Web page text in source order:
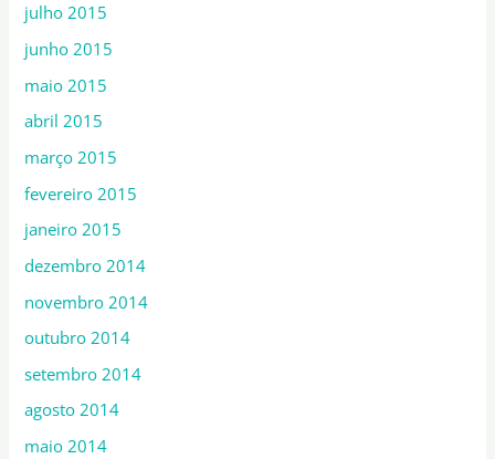
julho 2015
junho 2015
maio 2015
abril 2015
março 2015
fevereiro 2015
janeiro 2015
dezembro 2014
novembro 2014
outubro 2014
setembro 2014
agosto 2014
maio 2014